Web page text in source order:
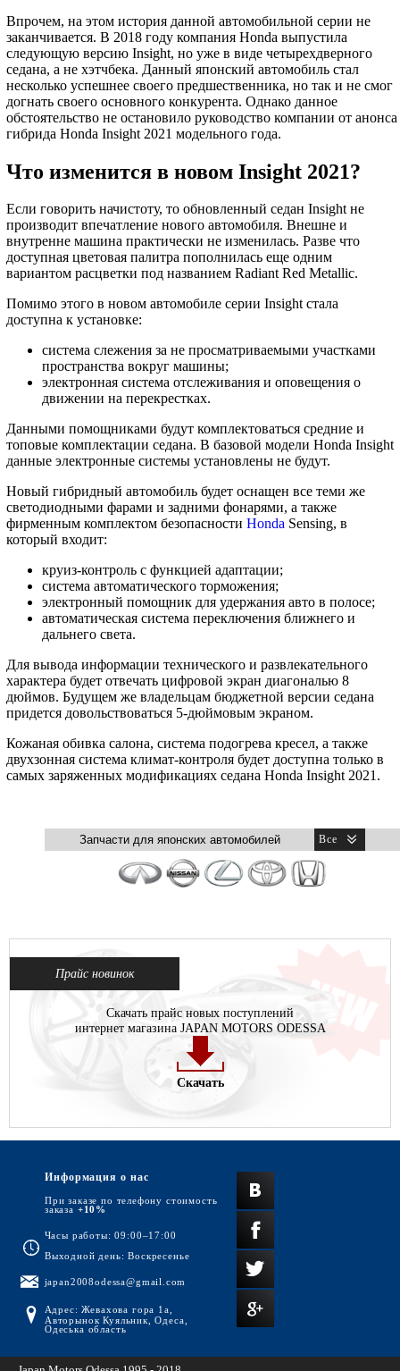
Впрочем, на этом история данной автомобильной серии не
заканчивается. В 2018 году компания Honda выпустила
следующую версию Insight, но уже в виде четырехдверного
седана, а не хэтчбека. Данный японский автомобиль стал
несколько успешнее своего предшественника, но так и не смог
догнать своего основного конкурента. Однако данное
обстоятельство не остановило руководство компании от анонса
гибрида Honda Insight 2021 модельного года.
Что изменится в новом Insight 2021?
Если говорить начистоту, то обновленный седан Insight не
производит впечатление нового автомобиля. Внешне и
внутренне машина практически не изменилась. Разве что
доступная цветовая палитра пополнилась еще одним
вариантом расцветки под названием Radiant Red Metallic.
Помимо этого в новом автомобиле серии Insight стала
доступна к установке:
система слежения за не просматриваемыми участками
пространства вокруг машины;
электронная система отслеживания и оповещения о
движении на перекрестках.
Данными помощниками будут комплектоваться средние и
топовые комплектации седана. В базовой модели Honda Insight
данные электронные системы установлены не будут.
Новый гибридный автомобиль будет оснащен все теми же
светодиодными фарами и задними фонарями, а также
фирменным комплектом безопасности Honda Sensing, в
который входит:
круиз-контроль с функцией адаптации;
система автоматического торможения;
электронный помощник для удержания авто в полосе;
автоматическая система переключения ближнего и
дальнего света.
Для вывода информации технического и развлекательного
характера будет отвечать цифровой экран диагональю 8
дюймов. Будущем же владельцам бюджетной версии седана
придется довольствоваться 5-дюймовым экраном.
Кожаная обивка салона, система подогрева кресел, а также
двухзонная система климат-контроля будет доступна только в
самых заряженных модификациях седана Honda Insight 2021.
Прайс новинок
Скачать прайс новых поступлений
интернет магазина JAPAN MOTORS ODESSA
Скачать
Информация о нас
При заказе по телефону стоимость
заказа +10%
Часы работы: 09:00–17:00
Выходной день: Воскресенье
japan2008odessa@gmail.com
Адрес: Жевахова гора 1а,
Авторынок Куяльник, Одеса,
Одеська область